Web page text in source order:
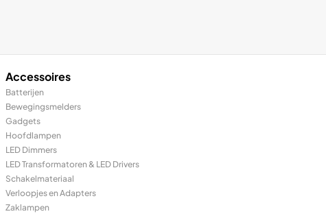
Accessoires
Batterijen
Bewegingsmelders
Gadgets
Hoofdlampen
LED Dimmers
LED Transformatoren & LED Drivers
Schakelmateriaal
Verloopjes en Adapters
Zaklampen